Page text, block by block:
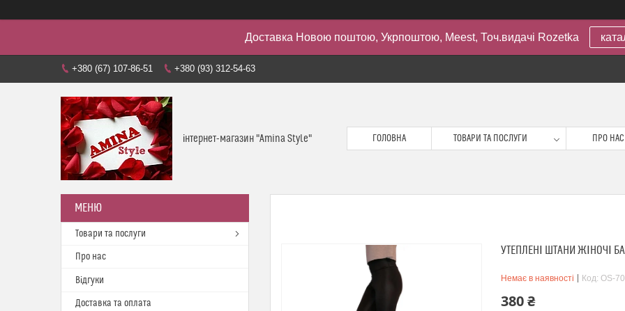
Доставка Новою поштою, Укрпоштою, Meest, Точ.видачі Rozetka
+380 (67) 107-86-51 +380 (93) 312-54-63
інтернет-магазин "Amina Style" ГОЛОВНА ТОВАРИ ТА ПОСЛУГИ ПРО НАС
УТЕПЛЕНІ ШТАНИ ЖІНОЧІ
Немає в наявності Код: OS-
380 ₴
Товари та послуги
Про нас
Відгуки
Доставка та оплата